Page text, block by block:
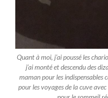
Quant à moi, j’ai poussé les
j’ai monté et descendu des
maman pour les indispensables
pour les voyages de la cuve